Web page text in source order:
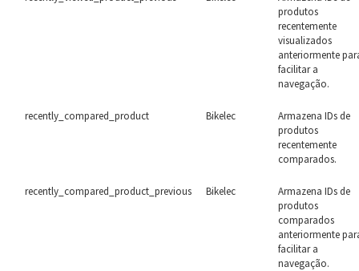
produtos
recentemente
visualizados
anteriormente
facilitar a
navegação.
recently_compared_product Bikelec
Armazena IDs de
produtos
recentemente
comparados.
recently_compared_product_previous Bikelec
Armazena IDs de
produtos
comparados
anteriormente
facilitar a
navegação.